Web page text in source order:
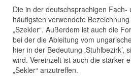
Die in der deutschsprachigen Fach-
häufigsten verwendete
„Szekler“. Außerdem ist auch die
bei der die Ableitung vom
hier in der Bedeutung ‚Stuhlbezirk’,
wird. Vereinzelt ist auch die stärker
„Sekler“ anzutreffen.